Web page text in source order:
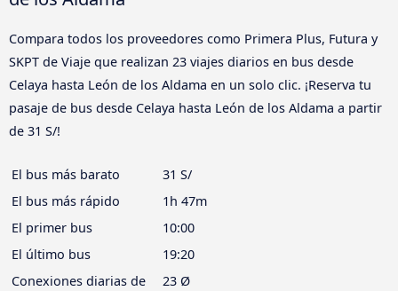
Compara todos los proveedores como Primera Plus, Futura y
SKPT de Viaje que realizan 23 viajes diarios en bus desde
Celaya hasta León de los Aldama en un solo clic. ¡Reserva tu
pasaje de bus desde Celaya hasta León de los Aldama a partir
de 31 S/!
El bus más barato
31 S/
El bus más rápido
1h 47m
El primer bus
10:00
El último bus
19:20
Conexiones diarias de
23 Ø